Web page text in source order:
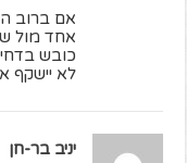
אם ברוב
אחד מול
כובש
לא יישקף
יניב בר-חן